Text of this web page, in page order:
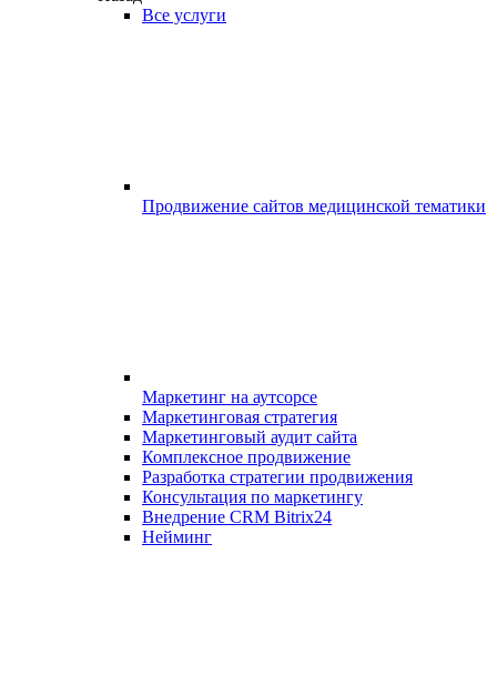
Все услуги
Продвижение сайтов медицинской тематики
Маркетинг на аутсорсе
Маркетинговая стратегия
Маркетинговый аудит сайта
Комплексное продвижение
Разработка стратегии продвижения
Консультация по маркетингу
Внедрение CRM Bitrix24
Нейминг